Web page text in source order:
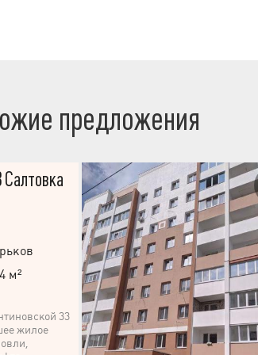
предложения
м²
33
жилое